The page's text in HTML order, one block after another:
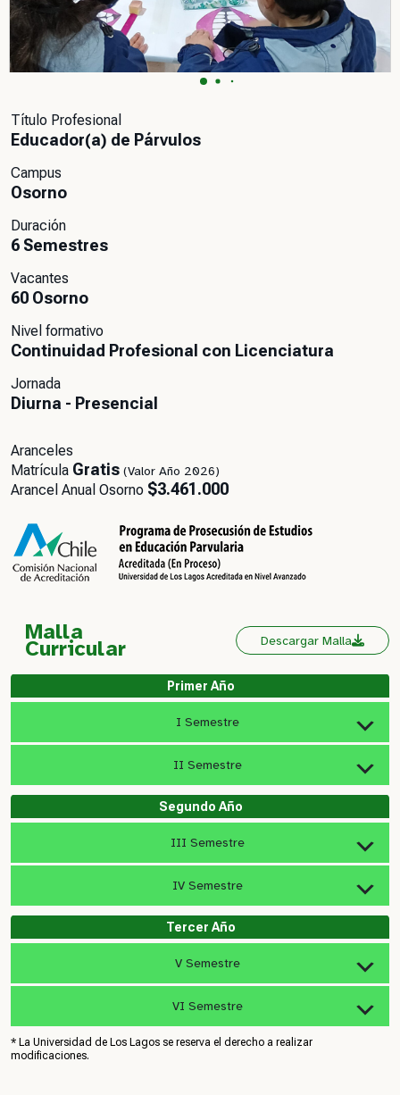
Título Profesional
Educador(a) de Párvulos
Campus
Osorno
Duración
6 Semestres
Vacantes
60 Osorno
Nivel formativo
Continuidad Profesional con Licenciatura
Jornada
Diurna - Presencial
Aranceles
Matrícula Gratis (Valor Año 2026)
Arancel Anual Osorno $3.461.000
Malla
Curricular Descargar Malla
Primer Año
I Semestre
II Semestre
Segundo Año
III Semestre
IV Semestre
Tercer Año
V Semestre
VI Semestre
* La Universidad de Los Lagos se reserva el derecho a realizar
modificaciones.